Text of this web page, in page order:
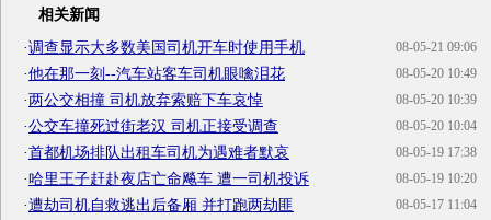
相关新闻
08-05-21 09:06
·调查显示大多数美国司机开车时使用手机
08-05-20 10:49
·他在那一刻--汽车站客车司机眼噙泪花
08-05-20 10:39
·两公交相撞 司机放弃索赔下车哀悼
08-05-20 10:04
·公交车撞死过街老汉 司机正接受调查
08-05-19 17:38
·首都机场排队出租车司机为遇难者默哀
08-05-19 10:20
·哈里王子赶赴夜店亡命飚车 遭一司机投诉
08-05-17 11:04
·遭劫司机自救逃出后备厢 并打跑两劫匪